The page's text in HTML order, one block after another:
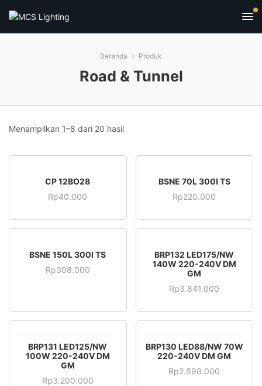
Beranda Produk
Road & Tunnel
Menampilkan 1–8 dari 20 hasil
CP 12BO28
Rp40.000
BSNE 70L 300I TS
Rp220.000
BSNE 150L 300I TS
Rp308.000
BRP132 LED175/NW
140W 220-240V DM
GM
Rp3.841.000
BRP131 LED125/NW
100W 220-240V DM
GM
Rp3.200.000
BRP130 LED88/NW 70W
220-240V DM GM
Rp2.698.000